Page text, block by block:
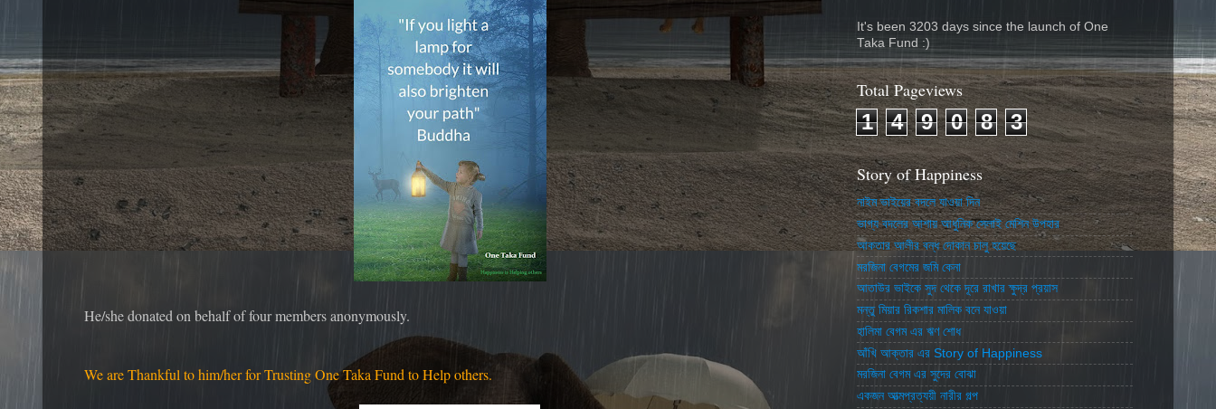
He/she donated on behalf of four members anonymously.
We are Thankful to him/her for Trusting One Taka Fund to Help others.
It's been 3203 days since the launch of One
Taka Fund :)
Total Pageviews
1 4 9 0 8 3
Story of Happiness
নাইম ভাইয়ের বদলে যাওয়া দিন
ভাগ্য বদলের আশায় আধুনিক সেলাই মেশিন উপহার
আকতার আলীর বন্ধ দোকান চালু হয়েছে
মরজিনা বেগমের জমি কেনা
আতাউর ভাইকে সুদ থেকে দূরে রাখার ক্ষুদ্র প্রয়াস
মন্তু মিয়ার রিকশার মালিক বনে যাওয়া
হালিমা বেগম এর ঋণ শোধ
আঁখি আক্তার এর Story of Happiness
মরজিনা বেগম এর সুদের বোঝা
একজন আত্মপ্রত্যয়ী নারীর গল্প